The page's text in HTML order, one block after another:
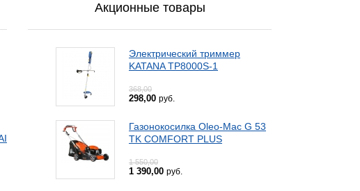
Акционные товары
Электрический триммер
KATANA TP8000S-1
368,00
298,00 руб.
Газонокосилка Oleo-Mac G 53
TK COMFORT PLUS
1 550,00
1 390,00 руб.